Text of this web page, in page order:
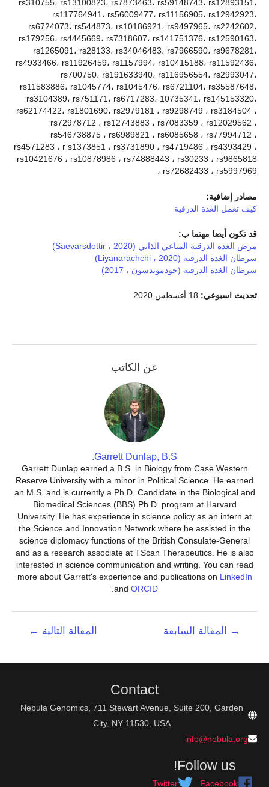
rs310755، rs13100823، rs7873463، rs59148743، rs12893151،
rs117764941، rs56009477، rs11156905، rs12942923،
rs6724073، rs544873، rs10186921، rs9497965، rs2242602،
rs179256، rs4445669، rs7318607، rs141751376، rs12590163،
rs1265091، rs28133، rs34046483، rs7966590، rs9678281،
rs4933466، rs11926459، rs1157994، rs10415188، rs11592436،
rs700750، rs191633940، rs116956554، rs2993047،
rs11583886، rs1045774، rs1045476، rs6721104، rs35587648،
rs3104389، rs751171، rs6717283، 10735341، rs145153320،
rs62174422، rs1801690، rs2979181 ، rs9298749 ، rs3184504 ،
rs72978712 ، rs12743883 ، rs7083359 ، rs12029562 ،
rs546738875 ، rs6989821 ، rs6085658 ، rs77994712 ،
rs4571283 ، r s1373851 ، rs3731890 ، rs4719486 ، rs4393429 ،
rs10421676 ، rs10878986 ، rs74888443 ، rs30233 ، rs9865818
، rs72682433 ، rs5997969
مصادر إضافية:
كيف تعمل الغدة الدرقية
قد تكون أيضا مهتما ب:
مرض الغدة الدرقية المناعي الذاتي (Saevarsdottir ، 2020)
سرطان الغدة الدرقية (Liyanarachchi ، 2020)
سرطان الغدة الدرقية (جودموندسون ، 2017)
تحديث اسبوعي:
عن الكاتب
Garrett Dunlap, B.S.
Garrett Dunlap earned a B.S. in Biology from Case Western
Reserve University with a minor in Political Science. He earned
an M.S. and is currently a Ph.D. Candidate in the Biological and
Biomedical Sciences (BBS) Ph.D. program at Harvard
University. He has experience in science policy as an intern at
the Science and Innovation Network where he assisted in the
science diplomacy functions of the British Consulate-General
and as a research associate at TScan Therapeutics. He is also
interested in science communication and writing. You can read
more about Garrett's experience and publications on LinkedIn
and ORCID
→ المقالة السابقة المقالة التالية ←
Contact
Nebula Genomics, 711 Stewart Avenue, Suite 200, Garden
City, NY 11530, USA
info@nebula.org
Follow us!
Facebook
Twitter